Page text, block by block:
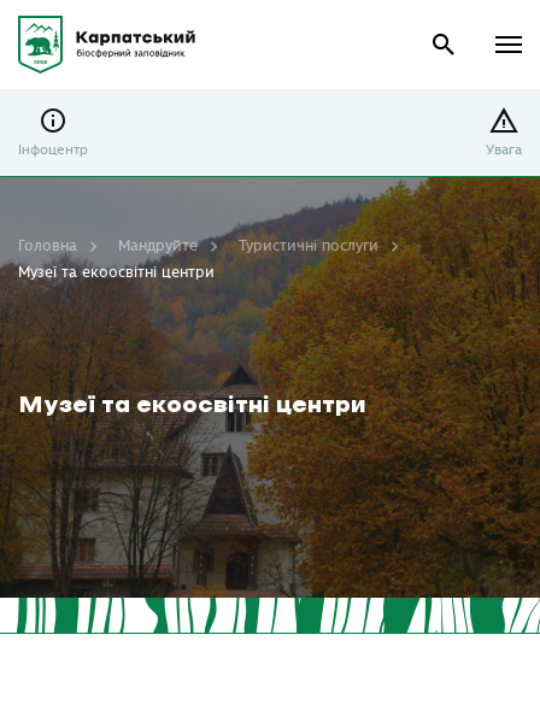
Інфоцентр Увага
Музеї та екоосвітні центри
Головна Мандруйте
Туристичні послуги
Музеї та екоосвітні центри